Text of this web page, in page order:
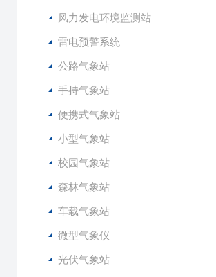
风力发电环境监测站
雷电预警系统
公路气象站
手持气象站
便携式气象站
小型气象站
校园气象站
森林气象站
车载气象站
微型气象仪
光伏气象站